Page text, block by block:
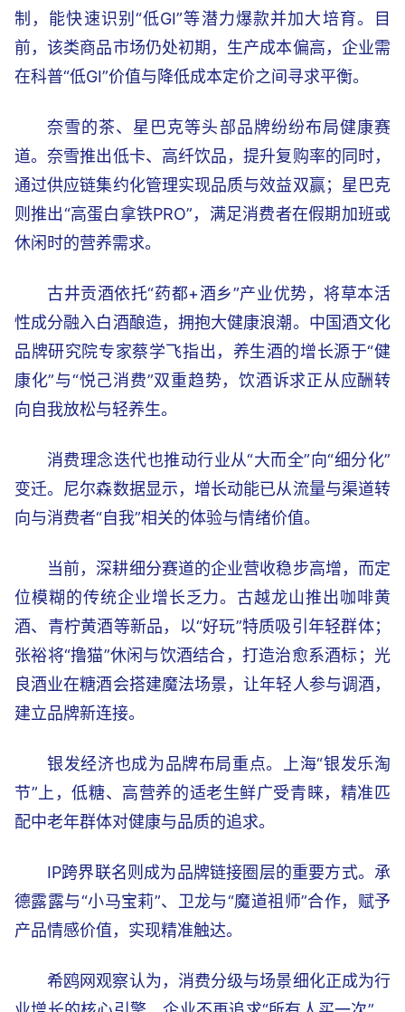
制，能快速识别“低GI”等潜力爆款并加大培育。目
前，该类商品市场仍处初期，生产成本偏高，企业需
在科普“低GI”价值与降低成本定价之间寻求平衡。
奈雪的茶、星巴克等头部品牌纷纷布局健康赛
道。奈雪推出低卡、高纤饮品，提升复购率的同时，
通过供应链集约化管理实现品质与效益双赢；星巴克
则推出“高蛋白拿铁PRO”，满足消费者在假期加班或
休闲时的营养需求。
古井贡酒依托“药都+酒乡”产业优势，将草本活
性成分融入白酒酿造，拥抱大健康浪潮。中国酒文化
品牌研究院专家蔡学飞指出，养生酒的增长源于“健
康化”与“悦己消费”双重趋势，饮酒诉求正从应酬转
向自我放松与轻养生。
消费理念迭代也推动行业从“大而全”向“细分化”
变迁。尼尔森数据显示，增长动能已从流量与渠道转
向与消费者“自我”相关的体验与情绪价值。
当前，深耕细分赛道的企业营收稳步高增，而定
位模糊的传统企业增长乏力。古越龙山推出咖啡黄
酒、青柠黄酒等新品，以“好玩”特质吸引年轻群体；
张裕将“撸猫”休闲与饮酒结合，打造治愈系酒标；光
良酒业在糖酒会搭建魔法场景，让年轻人参与调酒，
建立品牌新连接。
银发经济也成为品牌布局重点。上海“银发乐淘
节”上，低糖、高营养的适老生鲜广受青睐，精准匹
配中老年群体对健康与品质的追求。
IP跨界联名则成为品牌链接圈层的重要方式。承
德露露与“小马宝莉”、卫龙与“魔道祖师”合作，赋予
产品情感价值，实现精准触达。
希鸥网观察认为，消费分级与场景细化正成为行